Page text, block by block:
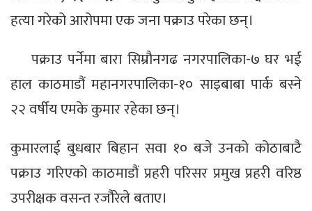
हत्या गरेको आरोपमा एक जना पक्राउ परेका छन्।
पक्राउ पर्नेमा बारा सिम्रौनगढ नगरपालिका-७ घर भई
हाल काठमाडौं महानगरपालिका-१० साइबाबा पार्क बस्ने
२२ वर्षीय एमके कुमार रहेका छन्।
कुमारलाई बुधबार बिहान सवा १० बजे उनको कोठाबाटै
पक्राउ गरिएको काठमाडौं प्रहरी परिसर प्रमुख प्रहरी वरिष्ठ
उपरीक्षक वसन्त रजौरेले बताए।